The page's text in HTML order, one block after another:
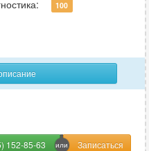
100
152-85-63